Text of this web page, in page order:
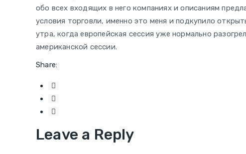
обо всех входящих в него компаниях и описаниям
условия торговли, именно это меня и подкупило
утра, когда европейская сессия уже нормально
американской сессии.
Share:
Leave a Reply